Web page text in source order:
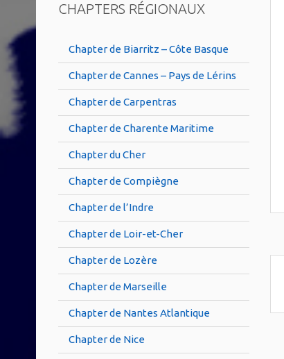
CHAPTERS RÉGIONAUX
Chapter de Biarritz – Côte Basque
Chapter de Cannes – Pays de Lérins
Chapter de Carpentras
Chapter de Charente Maritime
Chapter du Cher
Chapter de Compiègne
Chapter de l’Indre
Chapter de Loir-et-Cher
Chapter de Lozère
Chapter de Marseille
Chapter de Nantes Atlantique
Chapter de Nice